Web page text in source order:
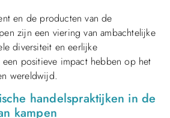
en de producten van de
zijn een viering van ambachtelijke
diversiteit en eerlijke
positieve impact hebben op het
wereldwijd.
handelspraktijken in de
kampen